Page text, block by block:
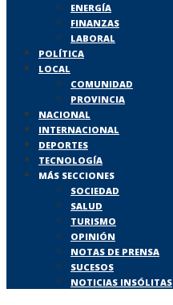
ENERGÍA
FINANZAS
LABORAL
POLÍTICA
LOCAL
COMUNIDAD
PROVINCIA
NACIONAL
INTERNACIONAL
DEPORTES
TECNOLOGÍA
MÁS SECCIONES
SOCIEDAD
SALUD
TURISMO
OPINIÓN
NOTAS DE PRENSA
SUCESOS
NOTICIAS INSÓLITAS